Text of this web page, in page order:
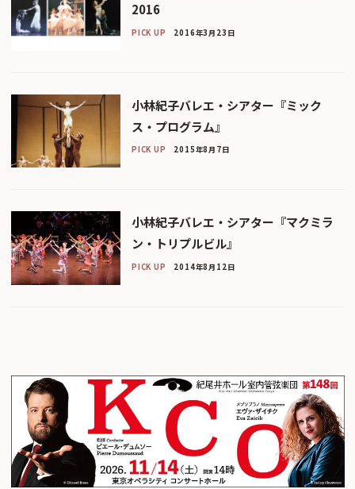
2016
PICK UP 2016年3月23日
小林紀子バレエ・シアター『ミック
ス・プログラム』
PICK UP 2015年8月7日
小林紀子バレエ・シアター『マクミラ
ン・トリプルビル』
PICK UP 2014年8月12日